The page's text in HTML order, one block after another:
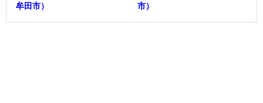
牟田市）
市）